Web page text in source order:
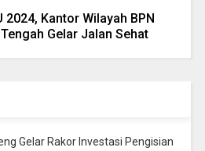
2024, Kantor Wilayah BPN
Gelar Jalan Sehat
Gelar Rakor Investasi Pengisian